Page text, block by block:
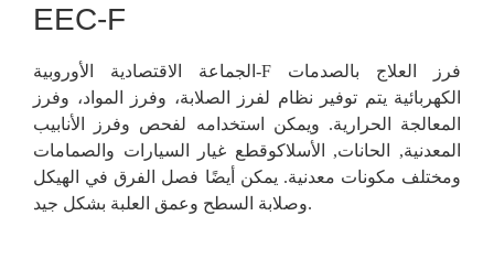
EEC-F
الجماعة الاقتصادية الأوروبية-F فرز العلاج بالصدمات
الكهربائية يتم توفير نظام لفرز الصلابة، وفرز المواد، وفرز
المعالجة الحرارية. ويمكن استخدامه لفحص وفرز الأنابيب
المعدنية, الحانات, الأسلاكوقطع غيار السيارات والصمامات
ومختلف مكونات معدنية. يمكن أيضًا فصل الفرق في الهيكل
وصلابة السطح وعمق العلبة بشكل جيد.